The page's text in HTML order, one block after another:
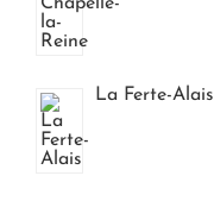
La Ferte-Alais